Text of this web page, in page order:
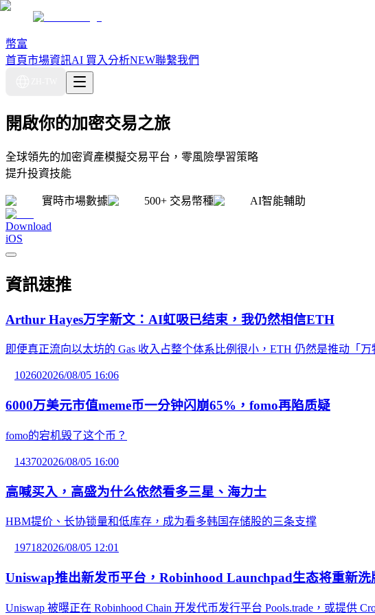
幣富
首頁市場資訊AI 買入分析NEW聯繫我們
開啟你的加密交易之旅
全球領先的加密資產模擬交易平台，零風險學習策略
提升投資技能
實時市場數據 500+ 交易幣種 AI智能輔助
Download
iOS
資訊速推
Arthur Hayes万字新文：AI虹吸已结束，我仍然相信ETH
即便真正流向以太坊的 Gas 收入占整个体系比例很小，ETH 仍然是推动「
102602026/08/05 16:06
6000万美元市值meme币一分钟闪崩65%，fomo再陷质疑
fomo的宕机毁了这个币？
143702026/08/05 16:00
高喊买入，高盛为什么依然看多三星、海力士
HBM提价、长协锁量和低库存，成为看多韩国存储股的三条支撑
197182026/08/05 12:01
Uniswap推出新发币平台，Robinhood Launchpad生态将重新洗
Uniswap 被曝正在 Robinhood Chain 开发代币发行平台 Pools.trade，或提供